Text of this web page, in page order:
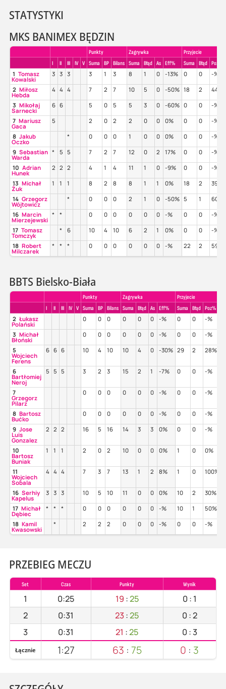
STATYSTYKI
MKS BANIMEX BĘDZIN
Punkty Zagrywka
Przyjecie
I
II III IV V Suma BP Bilans Suma Błąd As Eff% Suma Błąd Poz%
1 Tomasz
Kowalski
3 3 3 3 1 3 8 1 0 -13% 0 0 -%
2 Miłosz
Hebda
4 4 4 7 2 7 10 5 0 -50% 18 2 44%
3 Mikołaj
Sarnecki
6 6 5 0 5 5 3 0 -60% 0 0 -%
7 Mariusz
Gaca
5 2 0 2 2 0 0 0% 0 0 -%
8 Jakub
Oczko
* 0 0 0 1 0 0 0% 0 0 -%
9 Sebastian
Warda
* 5 5 7 2 7 12 0 2 17% 0 0 -%
10 Adrian
Hunek
2 2 2 4 1 4 11 1 0 -9% 0 0 -%
13 Michał
Żuk
1 1 1 8 2 8 8 1 1 0% 18 2 39%
14 Grzegorz
Wójtowicz
* 0 0 0 2 1 0 -50% 5 1 60%
16 Marcin
Mierzejewski
* * 0 0 0 0 0 0 -% 0 0 -%
17 Tomasz
Tomczyk
* 6 10 4 10 6 2 1 0% 0 0 -%
18 Robert
Milczarek
* * * 0 0 0 0 0 0 -% 22 2 59%
BBTS Bielsko-Biała
Punkty Zagrywka
Przyjecie
I
II III IV V Suma BP Bilans Suma Błąd As Eff% Suma Błąd Poz%
2 Łukasz
Polański
0 0 0 0 0 0 -% 0 0 -%
3 Michał
Błoński
0 0 0 0 0 0 -% 0 0 -%
5
Wojciech
Ferens
6 6 6 10 4 10 10 4 0 -30% 29 2 28%
6
Bartłomiej
Neroj
5 5 5 3 2 3 15 2 1 -7% 0 0 -%
7
Grzegorz
Pilarz
0 0 0 0 0 0 -% 0 0 -%
8 Bartosz
Bućko
0 0 0 0 0 0 -% 0 0 -%
9 Jose
Luis
Gonzalez
2 2 2 16 5 16 14 3 3 0% 0 0 -%
10
Bartosz
Buniak
1 1 1 2 0 2 10 0 0 0% 1 0 0%
11
Wojciech
Sobala
4 4 4 7 3 7 13 1 2 8% 1 0 100%
16 Serhiy
Kapelus
3 3 3 10 5 10 11 0 0 0% 10 2 30%
17 Michał
Dębiec
* * * 0 0 0 0 0 0 -% 10 1 50%
18 Kamil
Kwasowski
* 2 2 2 0 0 0 -% 0 0 -%
PRZEBIEG MECZU
Set Czas Punkty Wynik
1 0:25 19 :25 0 : 1
2
0:31 23:25 0 :2
3
0:31 21 :25 0 :3
Łącznie 1:27 63 : 75 0 : 3